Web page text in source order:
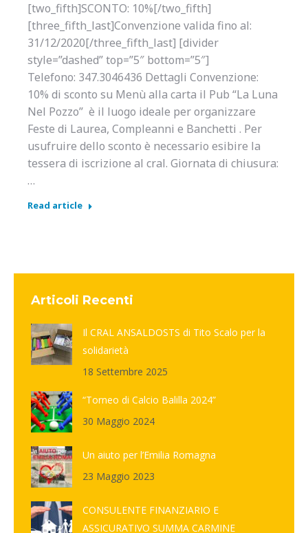
[two_fifth]SCONTO: 10%[/two_fifth]
[three_fifth_last]Convenzione valida fino al:
31/12/2020[/three_fifth_last] [divider
style=”dashed” top=”5″ bottom=”5″]
Telefono: 347.3046436 Dettagli Convenzione:
10% di sconto su Menù alla carta il Pub “La Luna
Nel Pozzo” è il luogo ideale per organizzare
Feste di Laurea, Compleanni e Banchetti . Per
usufruire dello sconto è necessario esibire la
tessera di iscrizione al cral. Giornata di chiusura:
…
Read article
Articoli Recenti
Il CRAL ANSALDOSTS di Tito Scalo per la
solidarietà
18 Settembre 2025
“Torneo di Calcio Balilla 2024”
30 Maggio 2024
Un aiuto per l’Emilia Romagna
23 Maggio 2023
CONSULENTE FINANZIARIO E
ASSICURATIVO SUMMA CARMINE